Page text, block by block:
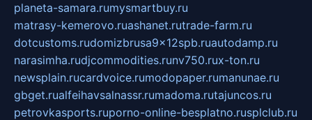
planeta-samara.rumysmartbuy.ru
matrasy-kemerovo.ruashanet.rutrade-farm.ru
dotcustoms.rudomizbrusa9x12spb.ruautodamp.ru
narasimha.rudjcommodities.runv750.rux-ton.ru
newsplain.rucardvoice.rumodopaper.rumanunae.ru
gbget.rualfeihavsalnassr.rumadoma.rutajuncos.ru
petrovkasports.ruporno-online-besplatno.rusplclub.ru